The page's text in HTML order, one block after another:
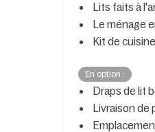
Lits faits à
Le ménage
Kit de cuisine
En option :
Draps de lit
Livraison